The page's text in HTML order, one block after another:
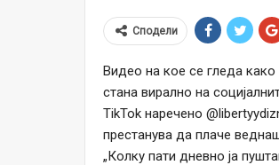
Сподели
Видео на кое се гледа
стана вирално на
TikTok наречено
престанува да плаче
„Колку пати дневно ја